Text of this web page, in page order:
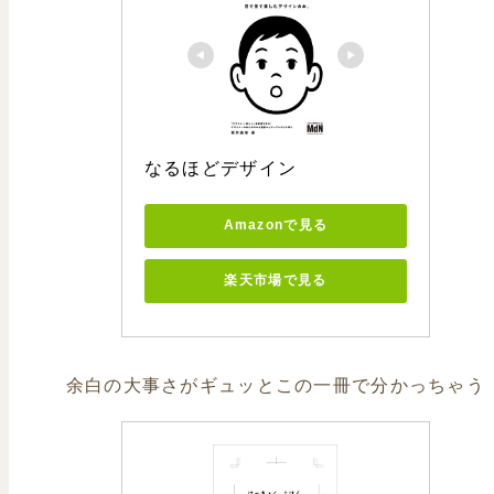
なるほどデザイン
Amazonで見る
楽天市場で見る
余白の大事さがギュッとこの一冊で分かっちゃう